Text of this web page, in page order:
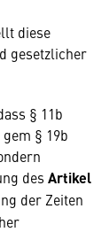
diese
gesetzlicher
§ 11b
§ 19b
des Artikel
der Zeiten